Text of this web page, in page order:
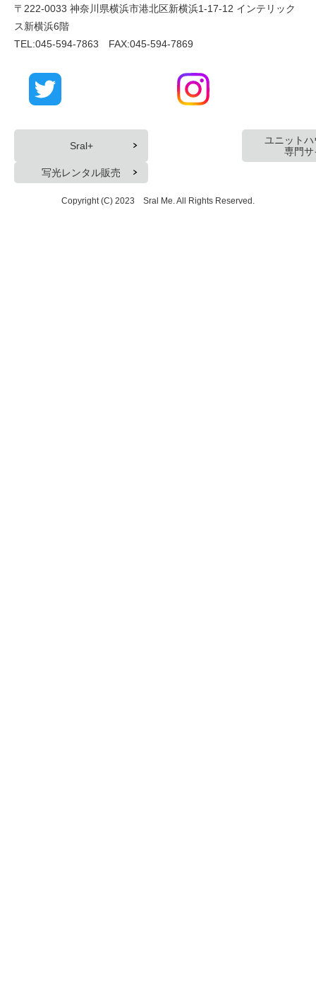
〒222-0033 神奈川県横浜市港北区新横浜1-17-12 インテリック
ス新横浜6階
TEL:045-594-7863 FAX:045-594-7869
Sral+
ユニット
専門サ
写光レンタル販売
Copyright (C) 2023 Sral Me. All Rights Reserved.